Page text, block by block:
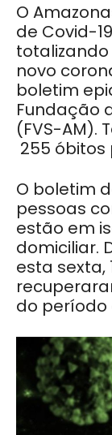
O
de Covid-
totalizando
novo
boletim
Fundação
(FVS-AM).
255
O boletim
pessoas
estão em
domiciliar.
esta sexta,
do período